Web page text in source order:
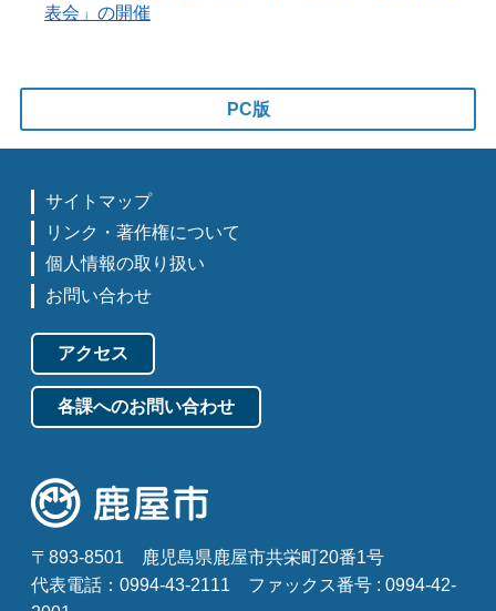
表会」の開催
PC版
サイトマップ
リンク・著作権について
個人情報の取り扱い
お問い合わせ
アクセス
各課へのお問い合わせ
〒893-8501
鹿児島県鹿屋市共栄町20番1号
代表電話：0994-43-2111
ファックス番号 : 0994-42-